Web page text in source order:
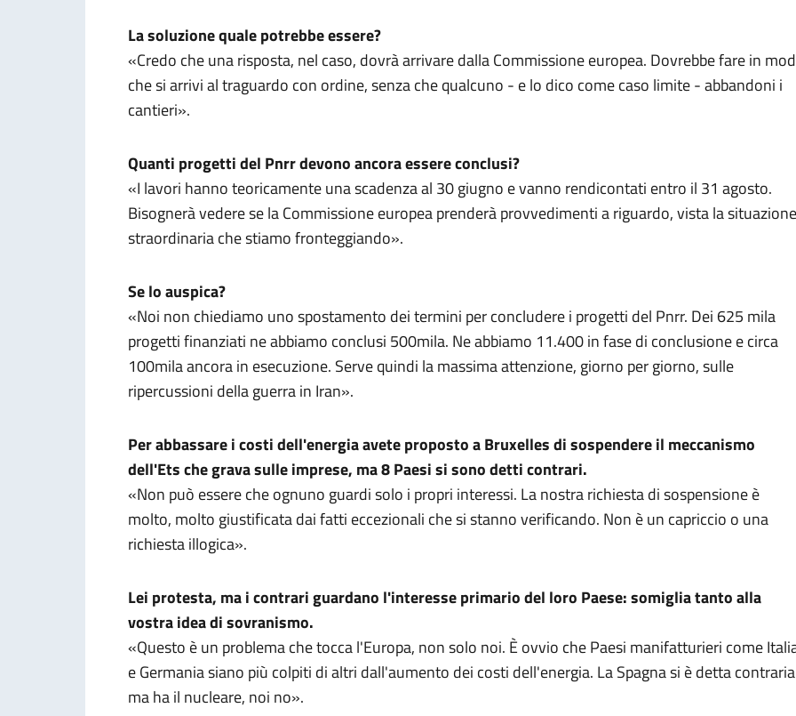
La soluzione quale potrebbe essere?
«Credo che una risposta, nel caso, dovrà arrivare dalla Commissione europea. Dovrebbe fare in
che si arrivi al traguardo con ordine, senza che qualcuno - e lo dico come caso limite - abbandoni i
cantieri».
Quanti progetti del Pnrr devono ancora essere conclusi?
«I lavori hanno teoricamente una scadenza al 30 giugno e vanno rendicontati entro il 31 agosto.
Bisognerà vedere se la Commissione europea prenderà provvedimenti a riguardo, vista la situazione
straordinaria che stiamo fronteggiando».
Se lo auspica?
«Noi non chiediamo uno spostamento dei termini per concludere i progetti del Pnrr. Dei 625 mila
progetti finanziati ne abbiamo conclusi 500mila. Ne abbiamo 11.400 in fase di conclusione e circa
100mila ancora in esecuzione. Serve quindi la massima attenzione, giorno per giorno, sulle
ripercussioni della guerra in Iran».
Per abbassare i costi dell'energia avete proposto a Bruxelles di sospendere il meccanismo
dell'Ets che grava sulle imprese, ma 8 Paesi si sono detti contrari.
«Non può essere che ognuno guardi solo i propri interessi. La nostra richiesta di sospensione è
molto, molto giustificata dai fatti eccezionali che si stanno verificando. Non è un capriccio o una
richiesta illogica».
Lei protesta, ma i contrari guardano l'interesse primario del loro Paese: somiglia tanto alla
vostra idea di sovranismo.
«Questo è un problema che tocca l'Europa, non solo noi. È ovvio che Paesi manifatturieri come
e Germania siano più colpiti di altri dall'aumento dei costi dell'energia. La Spagna si è detta contraria
ma ha il nucleare, noi no».